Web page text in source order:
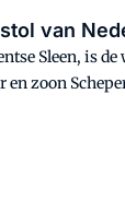
van
Sleen, is
zoon